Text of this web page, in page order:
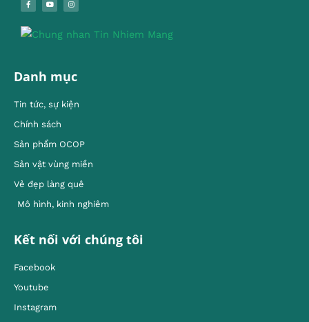
Danh mục
Tin tức, sự kiện
Chính sách
Sản phẩm OCOP
Sản vật vùng miền
Vẻ đẹp làng quê
Mô hình, kinh nghiêm
Kết nối với chúng tôi
Facebook
Youtube
Instagram